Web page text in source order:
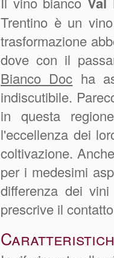
Trentino è un
trasformazione
dove con il
Bianco Doc ha
indiscutibile.
in questa
l'eccellenza dei
coltivazione.
per i medesimi
differenza dei
prescrive il